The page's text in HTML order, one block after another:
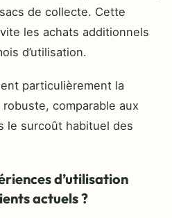
de collecte. Cette
les achats additionnels
d’utilisation.
particulièrement la
comparable aux
le surcoût habituel des
d’utilisation
actuels ?